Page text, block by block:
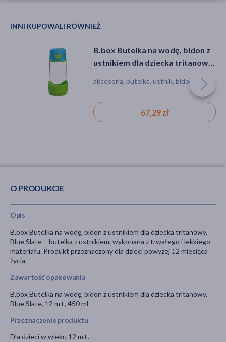
INNI KUPOWALI RÓWNIEŻ
B.box Butelka na wodę, bidon z
ustnikiem dla dziecka tritanowy,
akcesoria, butelka, ustnik, bidon
67,29 zł
O PRODUKCIE
Opis
B.box Butelka na wodę, bidon z ustnikiem dla dziecka tritanowy,
Blue Slate – butelka z ustnikiem, wykonana z trwałego i lekkiego
materiału. Produkt przeznaczony dla dzieci powyżej 12 miesiąca
życia.
Zawartość opakowania
B.box Butelka na wodę, bidon z ustnikiem dla dziecka tritanowy,
Blue Slate, 12 m+, 450 ml
Przeznaczenie produktu
Dla dzieci w wieku 12 m+.